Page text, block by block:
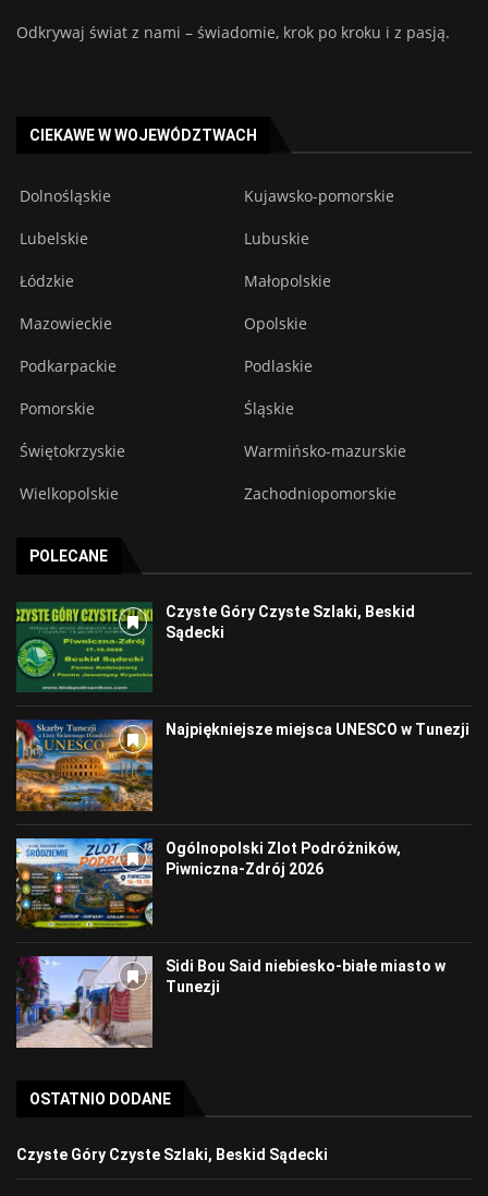
Odkrywaj świat z nami – świadomie, krok po kroku i z pasją.
CIEKAWE W WOJEWÓDZTWACH
Dolnośląskie Kujawsko-pomorskie
Lubelskie Lubuskie
Łódzkie Małopolskie
Mazowieckie Opolskie
Podkarpackie Podlaskie
Pomorskie Śląskie
Świętokrzyskie Warmińsko-mazurskie
Wielkopolskie Zachodniopomorskie
POLECANE
Czyste Góry Czyste Szlaki, Beskid
Sądecki
Najpiękniejsze miejsca UNESCO w Tunezji
Ogólnopolski Zlot Podróżników,
Piwniczna-Zdrój 2026
Sidi Bou Said niebiesko-białe miasto w
Tunezji
OSTATNIO DODANE
Czyste Góry Czyste Szlaki, Beskid Sądecki